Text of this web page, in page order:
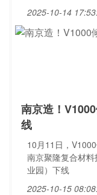
2025-10-14
南京造！
线
10月11日，
南京聚隆复合材
业园）下线
2025-10-15